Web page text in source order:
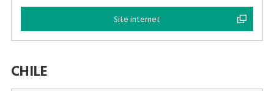
Site internet
CHILE